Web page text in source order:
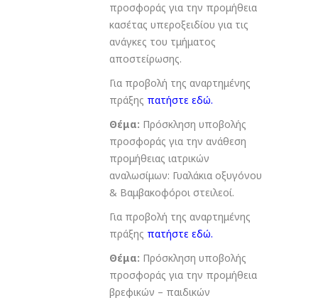
προσφοράς για την προμήθεια
κασέτας υπεροξειδίου για τις
ανάγκες του τμήματος
αποστείρωσης.
Για προβολή της αναρτημένης
πράξης πατήστε εδώ.
Θέμα: Πρόσκληση υποβολής
προσφοράς για την ανάθεση
προμήθειας ιατρικών
αναλωσίμων: Γυαλάκια οξυγόνου
& Βαμβακοφόροι στειλεοί.
Για προβολή της αναρτημένης
πράξης πατήστε εδώ.
Θέμα: Πρόσκληση υποβολής
προσφοράς για την προμήθεια
βρεφικών – παιδικών